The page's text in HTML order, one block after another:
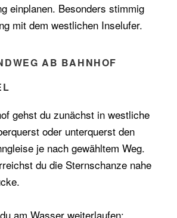
einplanen. Besonders stimmig
mit dem westlichen Inselufer.
AB BAHNHOF
gehst du zunächst in westliche
oder unterquerst den
je nach gewähltem Weg.
du die Sternschanze nahe
am Wasser weiterlaufen: